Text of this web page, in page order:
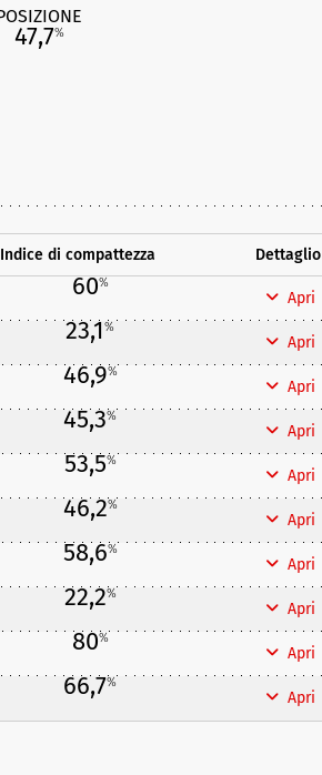
47,7%
Indice di compattezza Dettaglio
60%
Apri
23,1%
Apri
46,9%
Apri
45,3%
Apri
53,5%
Apri
46,2%
Apri
58,6%
Apri
22,2%
Apri
80%
Apri
66,7%
Apri